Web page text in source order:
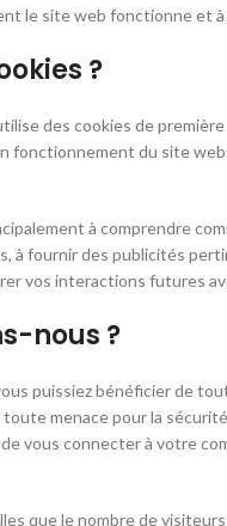
le site web fonctionne et
?
des cookies de
fonctionnement du site
à comprendre
à fournir des publicités
vos interactions futures
nous ?
puissiez bénéficier de
menace pour la
vous connecter à votre
que le nombre de